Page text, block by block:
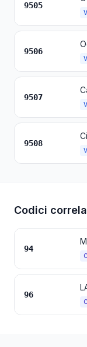
9505
9506
9507
9508
Codici
94
96